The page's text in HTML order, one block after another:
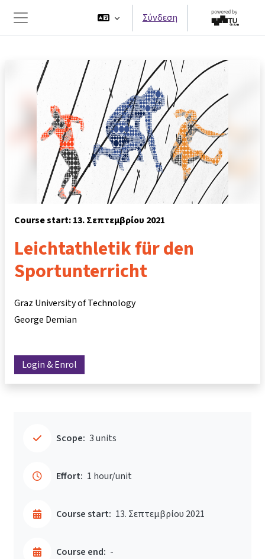
Μετάβαση στο κεντρικό περιεχόμενο
Πλευρικός πίνακας
Σύνδεση
Course start: 13. Σεπτεμβρίου 2021
Leichtathletik für den
Sportunterricht
Graz University of Technology
George Demian
Login & Enrol
Scope: 3 units
Effort: 1 hour/unit
Course start: 13. Σεπτεμβρίου 2021
Course end: -